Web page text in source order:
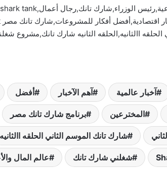
االثانيه,الحلقه الثانيه شارك تانك,مشروع
آخبار عالمية آهم الآخبار أفضل
المخترعين برنامج شارك تانك مصر
شارك تانك الموسم الثاني الحلقه االثانيه
شغلني شارك تانك عالم المال